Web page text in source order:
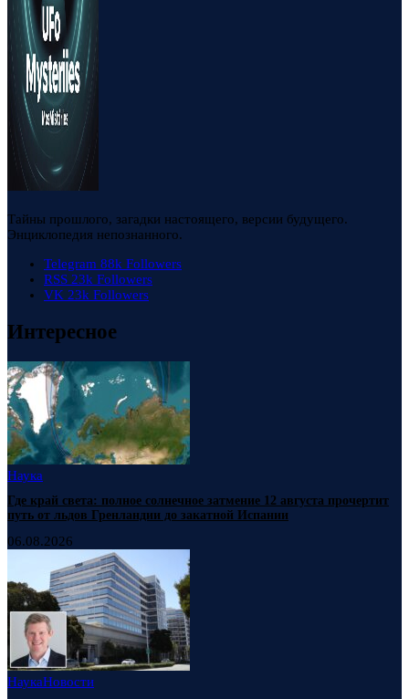
Тайны прошлого, загадки настоящего, версии будущего.
Энциклопедия непознанного.
Telegram 88k Followers
RSS 23k Followers
VK 23k Followers
Интересное
Наука
Где край света: полное солнечное затмение 12 августа прочертит
путь от льдов Гренландии до закатной Испании
06.08.2026
НаукаНовости